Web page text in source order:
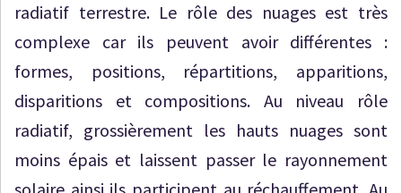
radiatif terrestre. Le rôle des nuages est très
complexe car ils peuvent avoir différentes :
formes, positions, répartitions, apparitions,
disparitions et compositions. Au niveau rôle
radiatif, grossièrement les hauts nuages sont
moins épais et laissent passer le rayonnement